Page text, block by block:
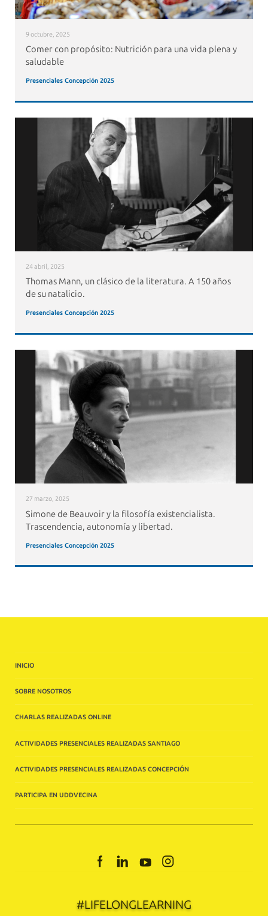
9 octubre, 2025
Comer con propósito: Nutrición para una vida plena y
saludable
Presenciales Concepción 2025
24 abril, 2025
Thomas Mann, un clásico de la literatura. A 150 años
de su natalicio.
Presenciales Concepción 2025
27 marzo, 2025
Simone de Beauvoir y la filosofía existencialista.
Trascendencia, autonomía y libertad.
Presenciales Concepción 2025
INICIO
SOBRE NOSOTROS
CHARLAS REALIZADAS ONLINE
ACTIVIDADES PRESENCIALES REALIZADAS SANTIAGO
ACTIVIDADES PRESENCIALES REALIZADAS CONCEPCIÓN
PARTICIPA EN UDDVECINA
FACEBOOK
LINKEDIN
YOUTUBE
INSTAGRAM
#LIFELONGLEARNING